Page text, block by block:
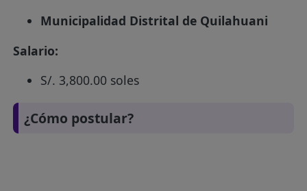
Municipalidad Distrital de Quilahuani
Salario:
S/. 3,800.00 soles
¿Cómo postular?